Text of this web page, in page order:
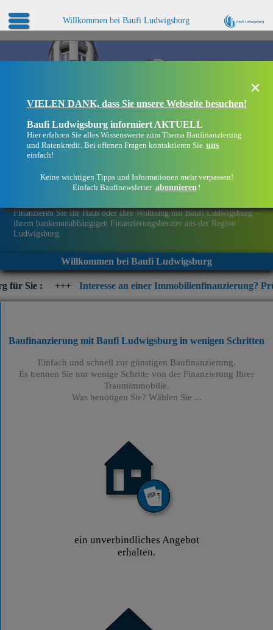
Willkommen bei Baufi Ludwigsburg
Finanzieren Sie Ihr Haus oder Ihre Wohnung mit Baufi Ludwigsburg –
ihrem bankenunabhängigen Finanzierungsberater aus der Region
Ludwigsburg.
Willkommen bei Baufi Ludwigsburg
Interesse an einer Immobilienfinanzierung? Prüfen Sie jetzt
×
VIELEN DANK, dass Sie unsere Webseite besuchen!
Baufi Ludwigsburg informiert AKTUELL
Hier erfahren Sie alles Wissenswerte zum Thema Baufinanzierung
und Ratenkredit. Bei offenen Fragen kontaktieren Sie uns
einfach!
Keine wichtigen Tipps und Informationen mehr verpassen!
Einfach Baufinewsletter abonnieren !
Baufinanzierung mit Baufi Ludwigsburg in wenigen Schritten
Einfach und schnell zur günstigen Baufinanzierung.
Es trennen Sie nur wenige Schritte von der Finanzierung Ihrer
Traumimmobilie.
Was benötigen Sie? Wählen Sie ...
ein unverbindliches Angebot
erhalten.